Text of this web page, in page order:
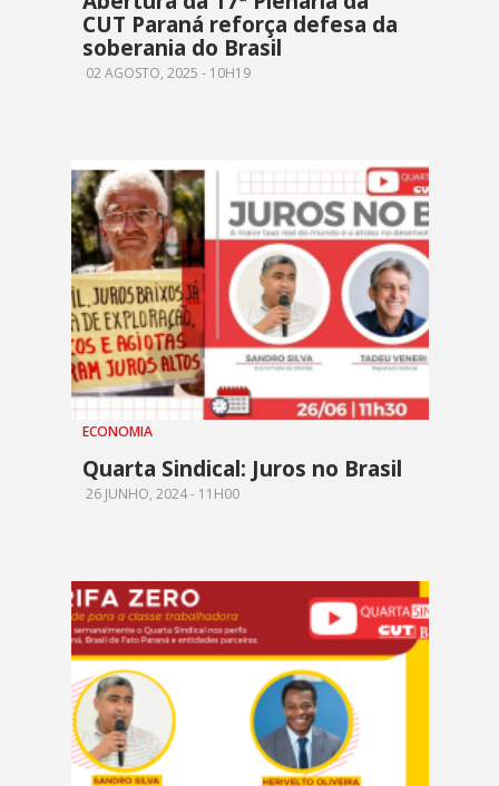
CUT Paraná reforça defesa da
soberania do Brasil
02 AGOSTO, 2025 - 10H19
ECONOMIA
Quarta Sindical: Juros no Brasil
26 JUNHO, 2024 - 11H00